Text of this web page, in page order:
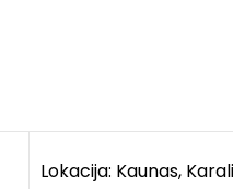
Lokacija: Kaunas,